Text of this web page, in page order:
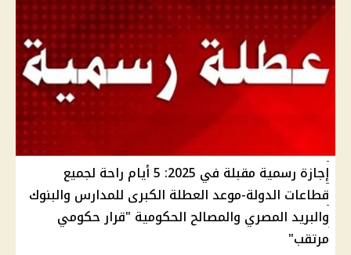
إجازة رسمية مقبلة في 2025: 5 أيام راحة لجميع
قطاعات الدولة-موعد العطلة الكبرى للمدارس والبنوك
والبريد المصري والمصالح الحكومية "قرار حكومي
مرتقب"